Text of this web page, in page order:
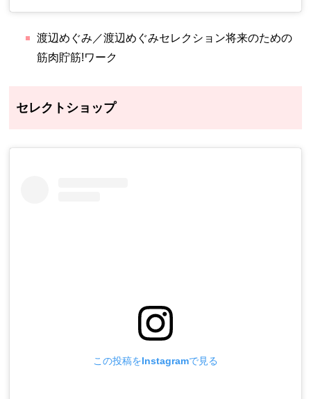
渡辺めぐみ／渡辺めぐみセレクション将来のための
筋肉貯筋!ワーク
セレクトショップ
この投稿をInstagramで見る